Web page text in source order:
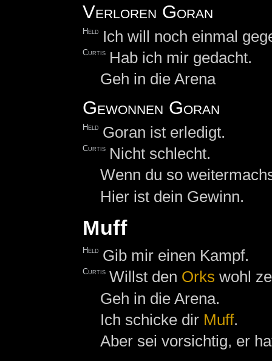
Verloren Goran
Held Ich will noch einmal
Curtis Hab ich mir gedacht.
Geh in die Arena
Gewonnen Goran
Held Goran ist erledigt.
Curtis Nicht schlecht.
Wenn du so
Hier ist dein Gewinn.
Muff
Held Gib mir einen Kampf.
Curtis Willst den Orks wohl
Geh in die Arena.
Ich schicke dir Muff.
Aber sei vorsichtig, er